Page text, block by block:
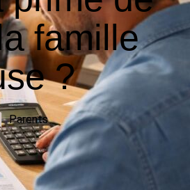
famille
?
Parents